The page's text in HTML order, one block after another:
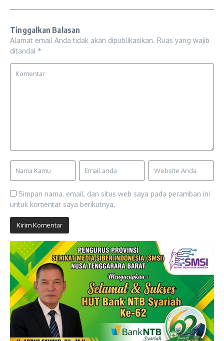
Tinggalkan Balasan
Alamat email Anda tidak akan dipublikasikan. Ruas yang wajib
ditandai *
Simpan nama, email, dan situs web saya pada peramban ini
untuk komentar saya berikutnya.